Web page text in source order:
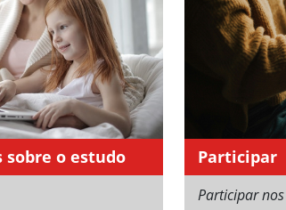
sobre o estudo Participar
Participar